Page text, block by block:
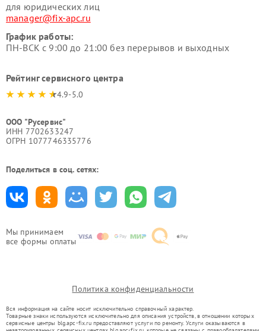
Мы принимаем
все формы оплаты
для юридических лиц
manager@fix-apc.ru
График работы:
ПН-ВСК с 9:00 до 21:00 без перерывов и выходных
Рейтинг сервисного центра
4.9-5.0
ООО "Русервис"
ИНН 7702633247
ОГРН 1077746335776
Поделиться в соц. сетях:
Политика конфиденциальности
Вся информация на сайте носит исключительно справочный характер.
Товарные знаки используются исключительно для описания устройств, в отношении которых
сервисные центры blg.apc-fix.ru предоставляют услуги по ремонту. Услуги оказываются в